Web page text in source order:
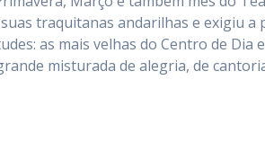
traquitanas andarilhas e exigiu a
as mais velhas do Centro de Dia
misturada de alegria, de